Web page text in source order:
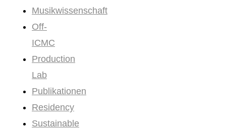
Musikwissenschaft
Off-
ICMC
Production
Lab
Publikationen
Residency
Sustainable